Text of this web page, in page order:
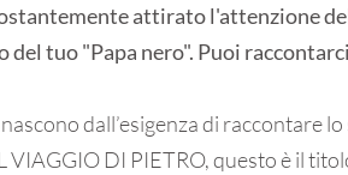
attirato l'attenzione
del tuo "Papa nero". Puoi
dall’esigenza di raccontare
VIAGGIO DI PIETRO, questo è il